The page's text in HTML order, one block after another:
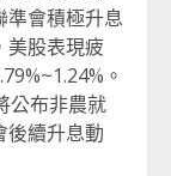
準會積極升息
美股表現疲
。
公布非農就
後續升息動